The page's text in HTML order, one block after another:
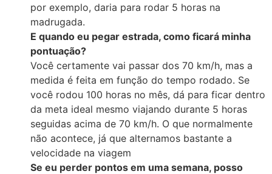
por exemplo, daria para rodar 5 horas na
madrugada.
E quando eu pegar estrada, como ficará minha
pontuação?
Você certamente vai passar dos 70 km/h, mas a
medida é feita em função do tempo rodado. Se
você rodou 100 horas no mês, dá para ficar dentro
da meta ideal mesmo viajando durante 5 horas
seguidas acima de 70 km/h. O que normalmente
não acontece, já que alternamos bastante a
velocidade na viagem
Se eu perder pontos em uma semana, posso